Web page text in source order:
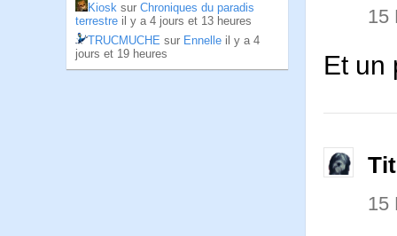
Kiosk sur Chroniques du paradis
terrestre il y a 4 jours et 13 heures
TRUCMUCHE sur Ennelle il y a 4
jours et 19 heures
15
Et un
15